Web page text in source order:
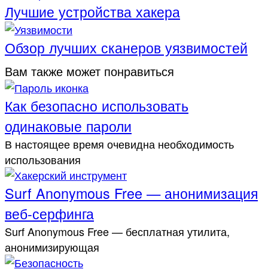
Лучшие устройства хакера
Обзор лучших сканеров уязвимостей
Вам также может понравиться
Как безопасно использовать
одинаковые пароли
В настоящее время очевидна необходимость
использования
Surf Anonymous Free — анонимизация
веб-серфинга
Surf Anonymous Free — бесплатная утилита,
анонимизирующая